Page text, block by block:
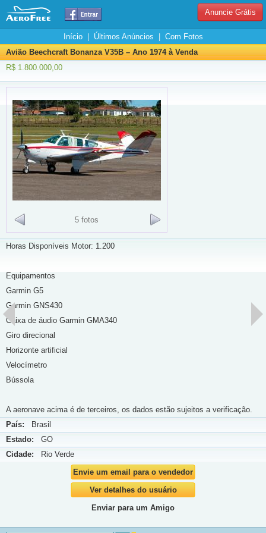
Anuncie Grátis
Início| Últimos Anúncios
Com Fotos
Avião Beechcraft Bonanza V35B – Ano 1974 à Venda
R$ 1.800.000,00
5 fotos
Horas Disponíveis Motor: 1.200
Equipamentos
Garmin G5
Garmin GNS430
Caixa de áudio Garmin GMA340
Giro direcional
Horizonte artificial
Velocímetro
Bússola
A aeronave acima é de terceiros, os dados estão sujeitos a verificação.
País: Brasil
Estado: GO
Cidade: Rio Verde
Envie um email para o vendedor
Ver detalhes do usuário
Enviar para um Amigo